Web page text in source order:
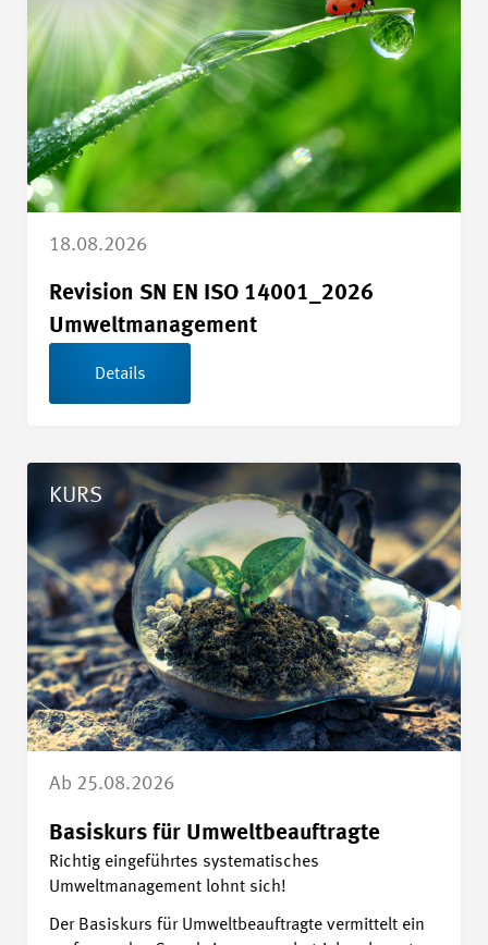
18.08.2026
Revision SN EN ISO 14001_2026
Umweltmanagement
Details
KURS
Ab 25.08.2026
Basiskurs für Umweltbeauftragte
Richtig eingeführtes systematisches
Umweltmanagement lohnt sich!
Der Basiskurs für Umweltbeauftragte vermittelt ein
Details Basiskurs für Umweltbeauftragte